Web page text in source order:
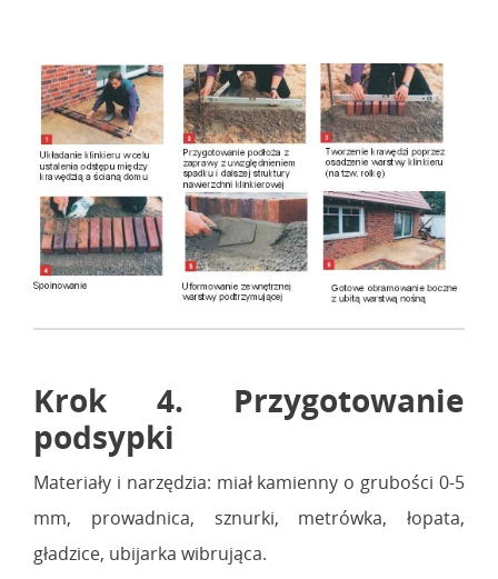
Krok 4. Przygotowanie
podsypki
Materiały i narzędzia: miał kamienny o grubości 0-5
mm, prowadnica, sznurki, metrówka, łopata,
gładzice, ubijarka wibrująca.